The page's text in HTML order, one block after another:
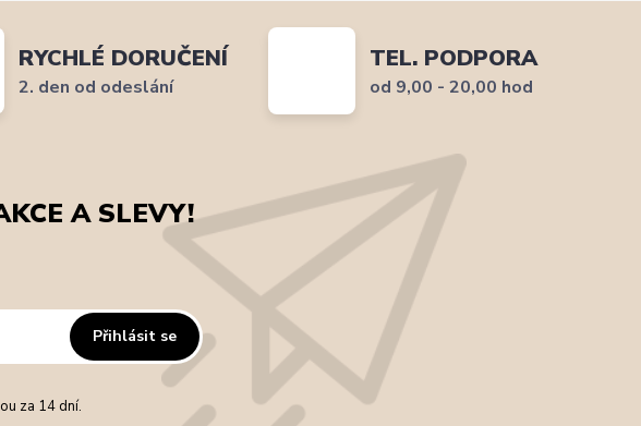
RYCHLÉ DORUČENÍ
2. den od odeslání
TEL. PODPORA
od 9,00 - 20,00 hod
A SLEVY!
Přihlásit se
za 14 dní.